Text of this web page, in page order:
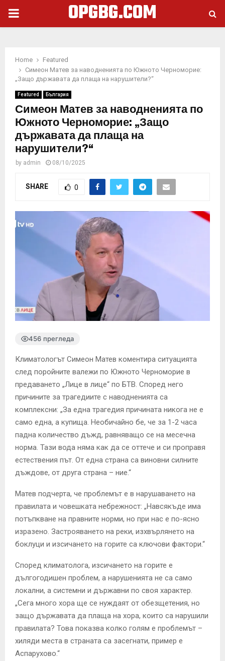
PRIMARY
OPGBG.COM
Home
Featured
Симеон Матев за наводненията по Южното Черноморие:
„Защо държавата да плаща на нарушители?“
Featured България
Симеон Матев за наводненията по
Южното Черноморие: „Защо
държавата да плаща на
нарушители?“
by admin 08/10/2025
SHARE 0
456 прегледа
Климатологът Симеон Матев коментира ситуацията
след поройните валежи по Южното Черноморие в
предаването „Лице в лице“ по БТВ. Според него
причините за трагедиите с наводненията са
комплексни: „За една трагедия причината никога не е
само една, а купища. Необичайно бе, че за 1-2 часа
падна количество дъжд, равняващо се на месечна
норма. Тази вода няма как да се оттече и си проправя
естествения път. От една страна са виновни силните
дъждове, от друга страна – ние.“
Матев подчерта, че проблемът е в нарушаването на
правилата и човешката небрежност: „Навсякъде има
потъпкване на правните норми, но при нас е по-ясно
изразено. Застрояването на реки, изхвърлянето на
боклуци и изсичането на горите са ключови фактори.“
Според климатолога, изсичането на горите е
дългогодишен проблем, а нарушенията не са само
локални, а системни и държавни по своя характер.
„Сега много хора ще се нуждаят от обезщетения, но
защо държавата да плаща на хора, които са нарушили
правилата? Това показва колко голям е проблемът –
хиляди места в страната са засегнати, пример е
Аспарухово.“